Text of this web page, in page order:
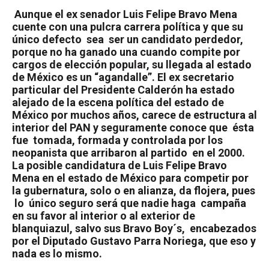
Aunque el ex senador Luis Felipe Bravo Mena
cuente con una pulcra carrera política y que su
único defecto sea ser un candidato perdedor,
porque no ha ganado una cuando compite por
cargos de elección popular, su llegada al estado
de México es un “agandalle”. El ex secretario
particular del Presidente Calderón ha estado
alejado de la escena política del estado de
México por muchos años, carece de estructura al
interior del PAN y seguramente conoce que ésta
fue tomada, formada y controlada por los
neopanista que arribaron al partido en el 2000.
La posible candidatura de Luis Felipe Bravo
Mena en el estado de México para competir por
la gubernatura, solo o en alianza, da flojera, pues
lo único seguro será que nadie haga campaña
en su favor al interior o al exterior de
blanquiazul, salvo sus Bravo Boy´s, encabezados
por el Diputado Gustavo Parra Noriega, que eso y
nada es lo mismo.